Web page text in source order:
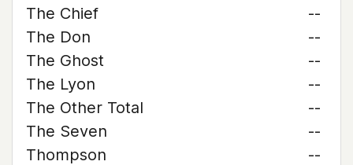
The Chief
--
The Don
--
The Ghost
--
The Lyon
--
The Other Total
--
The Seven
--
Thompson
--